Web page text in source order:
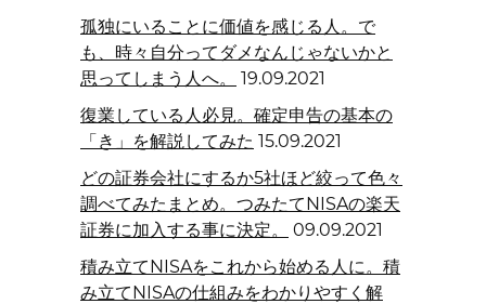
孤独にいることに価値を感じる人。で
も、時々自分ってダメなんじゃないかと
思ってしまう人へ。
19.09.2021
復業している人必見。確定申告の基本の
「き」を解説してみた 15.09.2021
どの証券会社にするか5社ほど絞って色々
調べてみたまとめ。つみたてNISAの楽天
証券に加入する事に決定。
09.09.2021
積み立てNISAをこれから始める人に。積
み立てNISAの仕組みをわかりやすく解